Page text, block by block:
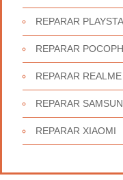
REPARAR
REPARAR
REPARAR REALME
REPARAR
REPARAR XIAOMI